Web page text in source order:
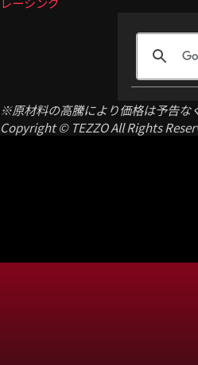
※原材料の高騰により価格は予告な
Copyright © TEZZO All Rights